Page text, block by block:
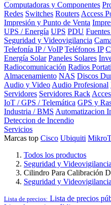
Computadoras y Componentes
Redes Switches Routers Access
Impresión y Punto de Venta
UPS / Energía UPS PDU
Seguridad y Videovigilancia
Telefonía IP / VoIP Teléfonos IP
Energía Solar Paneles Solares
Radiocomunicación Radios
Almacenamiento NAS Discos
Audio y Video Audio Profesional
Servidores Servidores Rack
IoT / GPS / Telemática GPS y
Industria / BMS Automatizacion
Deteccion de Incendio
Servicios
Marcas top Cisco Ubiquiti
Todos los productos
Seguridad y Videovigilancia
Cilindro Para Calibración
Seguridad y Videovigilancia
Lista de precios: Lista de precios